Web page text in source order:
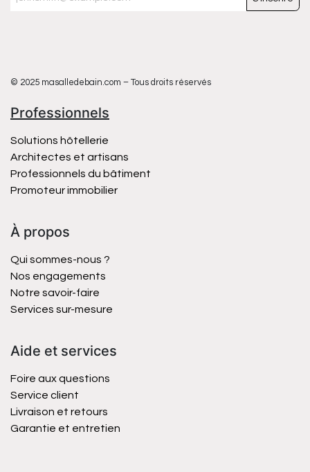
© 2025 masalledebain.com – Tous droits réservés
Professionnels
Solutions hôtellerie
Architectes et artisans
Professionnels du bâtiment
Promoteur immobilier
À propos
Qui sommes-nous ?
Nos engagements
Notre savoir-faire
Services sur-mesure
Aide et services
Foire aux questions
Service client
Livraison et retours
Garantie et entretien